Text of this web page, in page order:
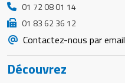
01 72 08 01 14
01 83 62 36 12
Contactez-nous par email
Découvrez